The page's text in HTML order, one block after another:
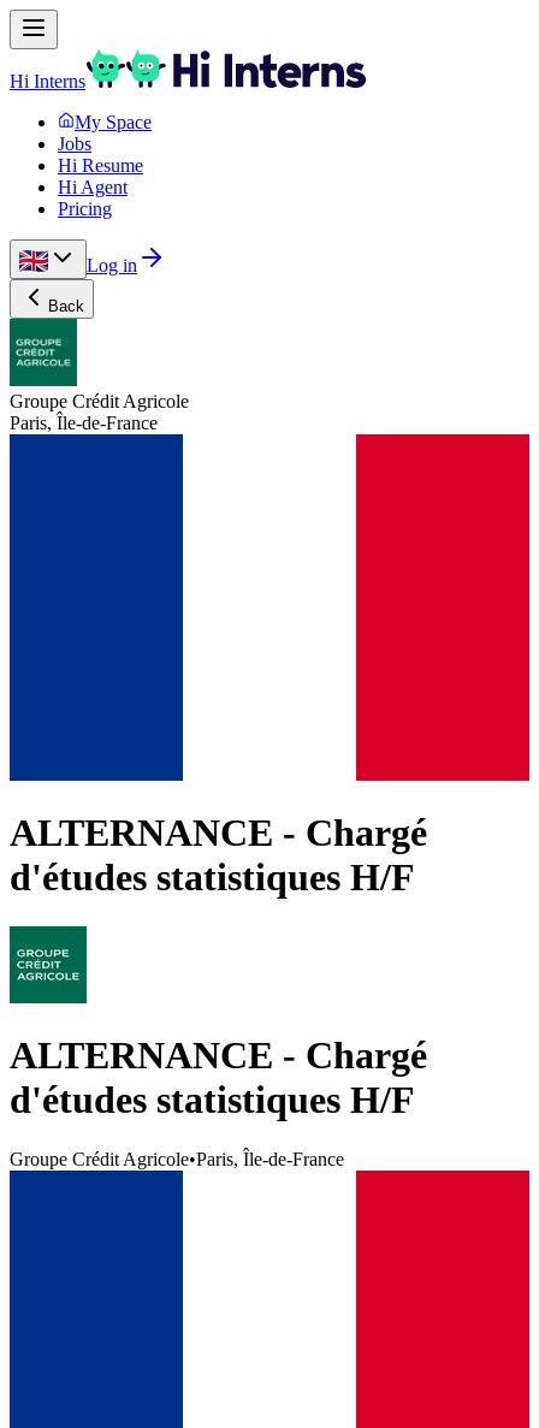
Hi Interns
My Space
Jobs
Hi Resume
Hi Agent
Pricing
Log in
Back
Groupe Crédit Agricole
Paris, Île-de-France
ALTERNANCE - Chargé
d'études statistiques H/F
ALTERNANCE - Chargé
d'études statistiques H/F
Groupe Crédit Agricole•Paris, Île-de-France